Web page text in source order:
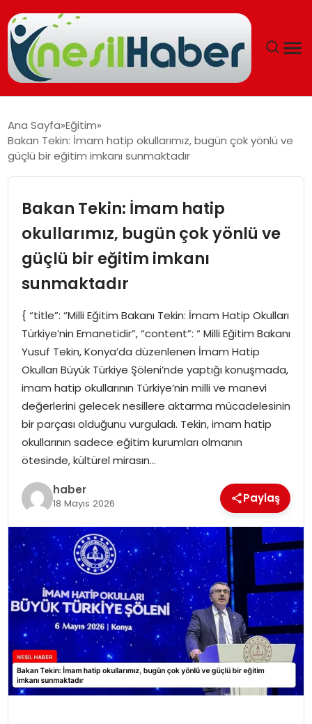
GÜNCEL
SOSYAL HABER
EKONOMI
MAGAZIN
TEKNOLOJI
Ana Sayfa Eğitim
Bakan Tekin: İmam hatip okullarımız, bugün çok yönlü ve
güçlü bir eğitim imkanı sunmaktadır
Bakan Tekin: İmam hatip
okullarımız, bugün çok yönlü ve
güçlü bir eğitim imkanı
sunmaktadır
{ “title”: “Milli Eğitim Bakanı Tekin: İmam Hatip Okulları
Türkiye’nin Emanetidir”, “content”: “ Milli Eğitim Bakanı
Yusuf Tekin, Konya’da düzenlenen İmam Hatip
Okulları Büyük Türkiye Şöleni’nde yaptığı konuşmada,
imam hatip okullarının Türkiye’nin milli ve manevi
değerlerini gelecek nesillere aktarma mücadelesinin
bir parçası olduğunu vurguladı. Tekin, imam hatip
okullarının sadece eğitim kurumları olmanın
ötesinde, kültürel mirasın…
haber
18 Mayıs 2026 Paylaş